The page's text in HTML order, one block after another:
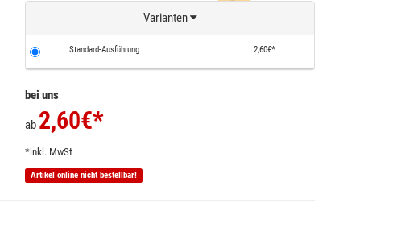
Varianten
Standard-Ausführung 2,60€*
bei uns
ab 2,60€*
*inkl. MwSt
Artikel online nicht bestellbar!